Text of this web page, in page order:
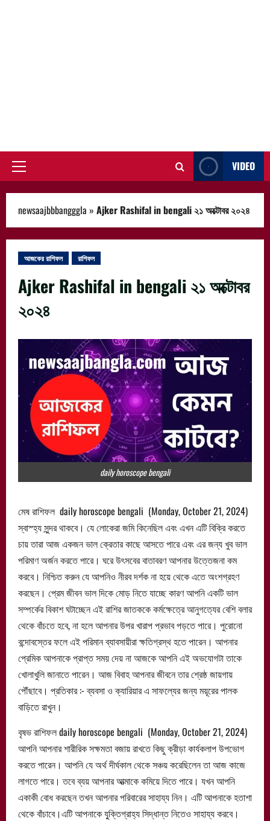
Primary
VIDEO
newsaajbbbangggla » Ajker Rashifal in bengali ২১ অক্টোবর ২০২৪
আজকের রাশিফল রাশিফল
Ajker Rashifal in bengali ২১ অক্টোবর
২০২৪
daily horoscope bengali
মেষ রাশিফল daily horoscope bengali (Monday, October 21, 2024)
স্বাস্হ্য সুন্দর থাকবে। যে লোকেরা জমি কিনেছিল এবং এখন এটি বিক্রি করতে
চায় তারা আজ একজন ভাল ক্রেতার কাছে আসতে পারে এবং এর জন্য খুব ভাল
পরিমাণ অর্জন করতে পারে। ঘরে উৎসবের বাতাবরণ আপনার উত্তেজনা কম
করবে। নিশ্চিত করুন যে আপনিও নীরব দর্শক না হয়ে থেকে এতে অংশগ্রহণ
করছেন। প্রেম জীবন ভাল দিকে মোড় নিতে যাচ্ছে কারণ আপনি একটি ভাল
সম্পর্কের বিকাশ ঘটাচ্ছেন এই রাশির জাতককে কর্মক্ষেত্রে আনুগত্যের বেশি বলার
থেকে বাঁচতে হবে, না হলে আপনার উপর খারাপ প্রভাব পড়তে পারে। পুরোনো
বন্দোবস্তের ফলে এই পরিমান ব্যাবসায়ীরা ক্ষতিগ্রস্থ হতে পারেন। আপনার
প্রেমিক আপনাকে প্রাপ্ত সময় দেয় না আজকে আপনি এই অভযোগটা তাকে
খোলাখুলি জানাতে পারেন। আজ বিবাহ আপনার জীবনে তার শ্রেষ্ঠ জায়গায়
পৌঁছাবে। প্রতিকার :- ব্যবসা ও ক্যারিয়ার এ সাফল্যের জন্য ময়ূরের পালক
বাড়িতে রাখুন।
বৃষভ রাশিফল daily horoscope bengali (Monday, October 21, 2024)
আপনি আপনার শারীরিক সক্ষমতা বজায় রাখতে কিছু ক্রীড়া কার্যকলাপ উপভোগ
করতে পারেন। আপনি যে অর্থ দীর্ঘকাল থেকে সঞ্চয় করেছিলেন তা আজ কাজে
লাগতে পারে। তবে ব্যয় আপনার আত্মাকে কমিয়ে দিতে পারে। যখন আপনি
একাকী বোধ করছেন তখন আপনার পরিবারের সাহায্য নিন। এটি আপনাকে হতাশা
থেকে বাঁচাবে।এটি আপনাকে যু্ক্তিগ্রাহ্য সিদ্ধান্ত নিতেও সাহায্য করবে।